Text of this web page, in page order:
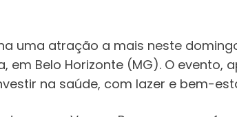
uma atração a mais neste
Belo Horizonte (MG). O evento,
na saúde, com lazer e bem-